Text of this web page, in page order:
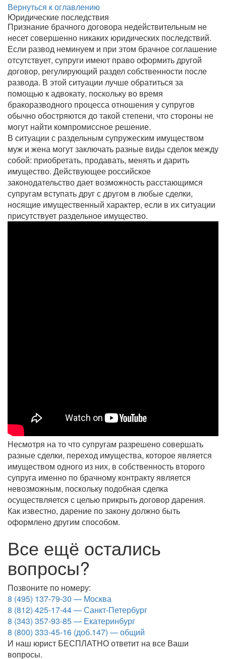
Вернуться к оглавлению
Юридические последствия
Признание брачного договора недействительным не
несет совершенно никаких юридических последствий.
Если развод неминуем и при этом брачное соглашение
отсутствует, супруги имеют право оформить другой
договор, регулирующий раздел собственности после
развода. В этой ситуации лучше обратиться за
помощью к адвокату, поскольку во время
бракоразводного процесса отношения у супругов
обычно обостряются до такой степени, что стороны не
могут найти компромиссное решение.
В ситуации с раздельным супружеским имуществом
муж и жена могут заключать разные виды сделок между
собой: приобретать, продавать, менять и дарить
имущество. Действующее российское
законодательство дает возможность расстающимся
супругам вступать друг с другом в любые сделки,
носящие имущественный характер, если в их ситуации
присутствует раздельное имущество.
Несмотря на то что супругам разрешено совершать
разные сделки, переход имущества, которое является
имуществом одного из них, в собственность второго
супруга именно по брачному контракту является
невозможным, поскольку подобная сделка
осуществляется с целью прикрыть договор дарения.
Как известно, дарение по закону должно быть
оформлено другим способом.
Все ещё остались
вопросы?
Позвоните по номеру:
8 (495) 137-79-30 — Москва
8 (812) 425-17-44 — Санкт-Петербург
8 (343) 357-93-85 — Екатеринбург
8 (800) 333-45-16 (доб.147) — общий
И наш юрист БЕСПЛАТНО ответит на все Ваши
вопросы.